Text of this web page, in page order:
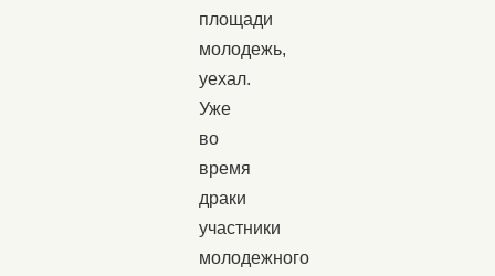
площади
молодежь,
уехал.
Уже
во
время
драки
участники
молодежного